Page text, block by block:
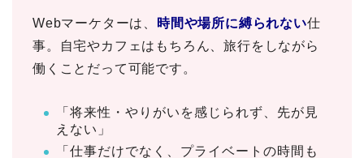
Webマーケターは、 時間や場所に縛られない仕
事。自宅やカフェはもちろん、旅行をしながら
働くことだって可能です。
「将来性・やりがいを感じられず、先が見
えない」
「仕事だけでなく、プライベートの時間も